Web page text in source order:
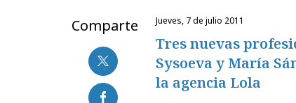
Comparte jueves, 7 de julio 2011
Tres nuevas
Sysoeva y María
la agencia Lola